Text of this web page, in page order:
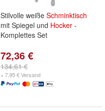
Stilvolle weiße Schminktisch
mit Spiegel und Hocker -
Komplettes Set
72,36 €
134,61 €
+ 7,95 € Versand